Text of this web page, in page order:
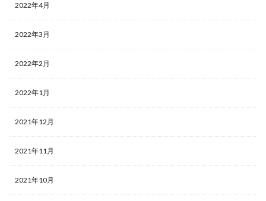
2022年4月
2022年3月
2022年2月
2022年1月
2021年12月
2021年11月
2021年10月